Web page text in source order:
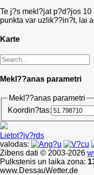
Te j?s mekl?jat p?d?jos
punkta var uzlik??in?t, lai
Karte
Mekl??anas parametri
Mekl??anas parametri
Koordin?tas:
Lietot?jv?rds
valodas:
Zibens dati © 2003-2026
Pulkstenis un laika zona:
www.DessauWetter.de